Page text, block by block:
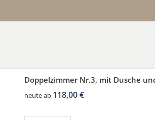
Doppelzimmer Nr.3, mit Dusche
heute ab 118,00 €